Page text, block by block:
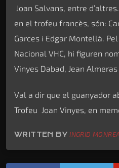
Joan Salvans, entre
en el trofeu francès, són:
Garces i Edgar Montellà.
Nacional VHC, hi figuren
Vinyes Dabad, Jean
Val a dir que el guanyador
Trofeu Joan Vinyes, en
WRITTEN BYINGRID